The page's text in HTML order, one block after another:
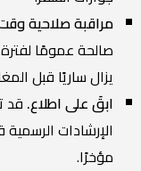
مراقبة صلاحية
صالحة عمومًا
يزال ساريًا قبل
ابقَ على اطلاع. قد
الإرشادات
مؤخرًا.